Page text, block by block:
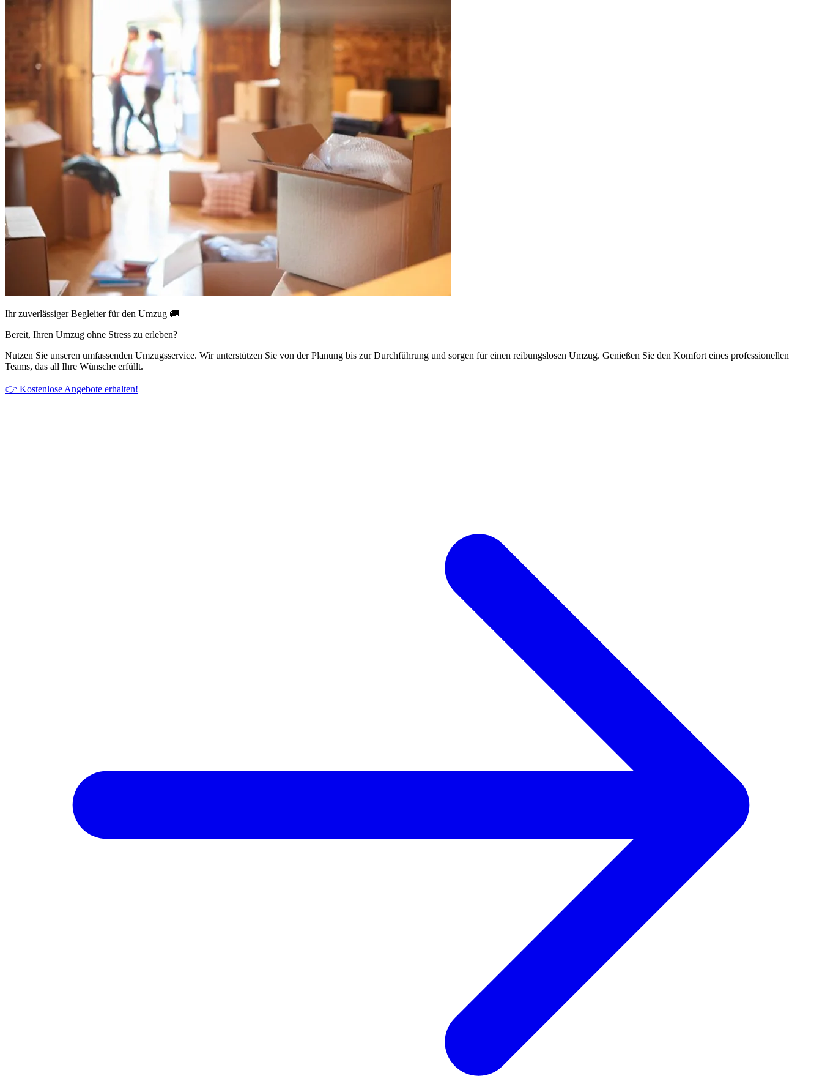
Ihr zuverlässiger Begleiter für den Umzug 🚚
Bereit, Ihren Umzug ohne Stress zu erleben?
Nutzen Sie unseren umfassenden Umzugsservice. Wir unterstützen Sie von der Planung bis zur Durchführung und sorgen für einen reibungslosen Umzug. Genießen Sie den Komfort eines professionellen
Teams, das all Ihre Wünsche erfüllt.
👉 Kostenlose Angebote erhalten!